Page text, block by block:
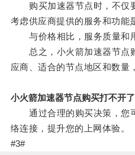
购买加速器节点时，不仅
考虑供应商提供的服务和功能
与价格相比，服务质量和用
总之，小火箭加速器节点
应商、适合的节点地区和数量
小火箭加速器节点购买打不开了
通过合理的购买决策，您
络连接，提升您的上网体验。
#3#